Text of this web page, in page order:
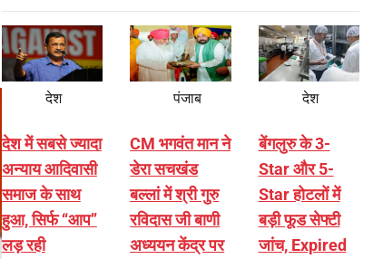
देश
देश में सबसे ज्यादा
अन्याय आदिवासी
समाज के साथ
हुआ, सिर्फ ‘‘आप’’
लड़ रही
पंजाब
CM भगवंत मान ने
डेरा सचखंड
बल्लां में श्री गुरु
रविदास जी बाणी
अध्ययन केंद्र पर
देश
बेंगलुरु के 3-
Star और 5-
Star होटलों में
बड़ी फूड सेफ्टी
जांच, Expired